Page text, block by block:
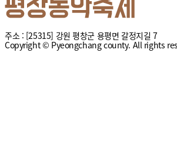
주소 : [25315] 강원 평창군 용평면 갈정지길 7
Copyright © Pyeongchang county. All rights